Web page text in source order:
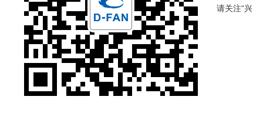
请关注“兴